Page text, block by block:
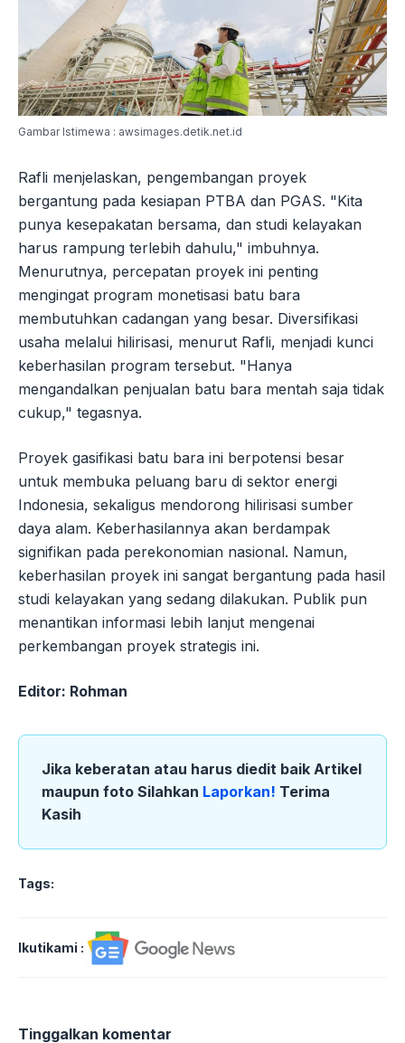
Gambar Istimewa : awsimages.detik.net.id
Rafli menjelaskan, pengembangan proyek
bergantung pada kesiapan PTBA dan PGAS. "Kita
punya kesepakatan bersama, dan studi kelayakan
harus rampung terlebih dahulu," imbuhnya.
Menurutnya, percepatan proyek ini penting
mengingat program monetisasi batu bara
membutuhkan cadangan yang besar. Diversifikasi
usaha melalui hilirisasi, menurut Rafli, menjadi kunci
keberhasilan program tersebut. "Hanya
mengandalkan penjualan batu bara mentah saja tidak
cukup," tegasnya.
Proyek gasifikasi batu bara ini berpotensi besar
untuk membuka peluang baru di sektor energi
Indonesia, sekaligus mendorong hilirisasi sumber
daya alam. Keberhasilannya akan berdampak
signifikan pada perekonomian nasional. Namun,
keberhasilan proyek ini sangat bergantung pada hasil
studi kelayakan yang sedang dilakukan. Publik pun
menantikan informasi lebih lanjut mengenai
perkembangan proyek strategis ini.
Editor: Rohman
Jika keberatan atau harus diedit baik Artikel
maupun foto Silahkan Laporkan! Terima
Kasih
Tags:
Ikutikami :
Tinggalkan komentar